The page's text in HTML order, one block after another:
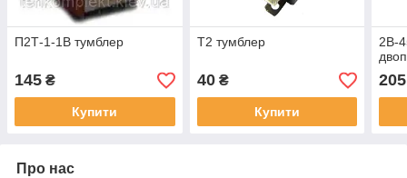
П2Т-1-1В тумблер
145 ₴
Купити
Т2 тумблер
40₴
Купити
2В-
205
Про нас